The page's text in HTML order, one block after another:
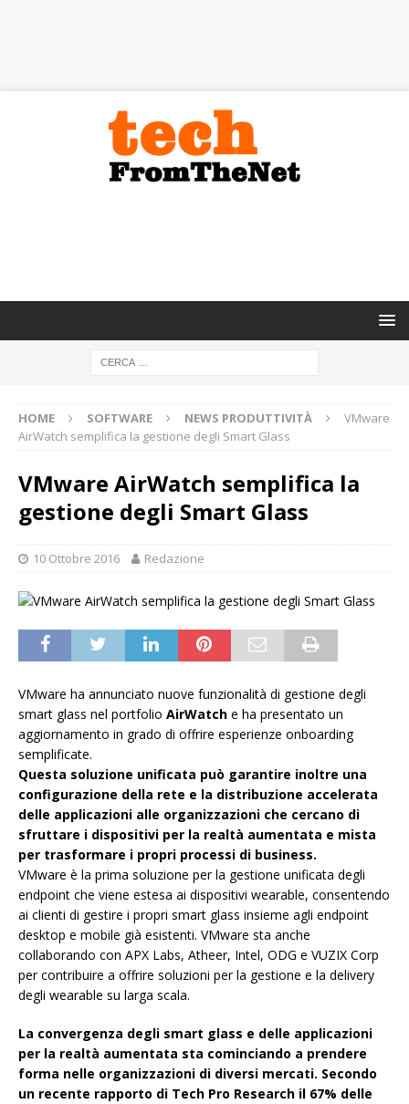
HOME SOFTWARE NEWS PRODUTTIVITÀ
VMware
AirWatch semplifica la gestione degli Smart Glass
VMware AirWatch semplifica la
gestione degli Smart Glass
10 Ottobre 2016 Redazione
VMware ha annunciato nuove funzionalità di gestione degli
smart glass nel portfolio AirWatch e ha presentato un
aggiornamento in grado di offrire esperienze onboarding
semplificate.
Questa soluzione unificata può garantire inoltre una
configurazione della rete e la distribuzione accelerata
delle applicazioni alle organizzazioni che cercano di
sfruttare i dispositivi per la realtà aumentata e mista
per trasformare i propri processi di business.
VMware è la prima soluzione per la gestione unificata degli
endpoint che viene estesa ai dispositivi wearable, consentendo
ai clienti di gestire i propri smart glass insieme agli endpoint
desktop e mobile già esistenti. VMware sta anche
collaborando con APX Labs, Atheer, Intel, ODG e VUZIX Corp
per contribuire a offrire soluzioni per la gestione e la delivery
degli wearable su larga scala.
La convergenza degli smart glass e delle applicazioni
per la realtà aumentata sta cominciando a prendere
forma nelle organizzazioni di diversi mercati. Secondo
un recente rapporto di Tech Pro Research il 67% delle